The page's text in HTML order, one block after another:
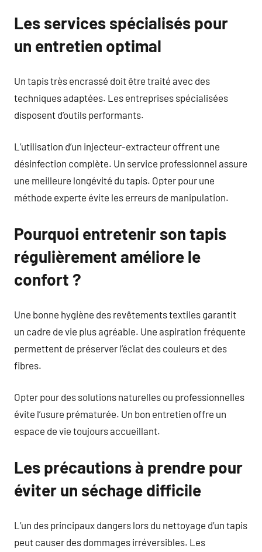
Les services spécialisés pour
un entretien optimal
Un tapis très encrassé doit être traité avec des
techniques adaptées. Les entreprises spécialisées
disposent d’outils performants.
L’utilisation d’un injecteur-extracteur offrent une
désinfection complète. Un service professionnel assure
une meilleure longévité du tapis. Opter pour une
méthode experte évite les erreurs de manipulation.
Pourquoi entretenir son tapis
régulièrement améliore le
confort ?
Une bonne hygiène des revêtements textiles garantit
un cadre de vie plus agréable. Une aspiration fréquente
permettent de préserver l’éclat des couleurs et des
fibres.
Opter pour des solutions naturelles ou professionnelles
évite l’usure prématurée. Un bon entretien offre un
espace de vie toujours accueillant.
Les précautions à prendre pour
éviter un séchage difficile
L’un des principaux dangers lors du nettoyage d’un tapis
peut causer des dommages irréversibles. Les